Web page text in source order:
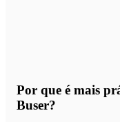
Por que é mais
Buser?